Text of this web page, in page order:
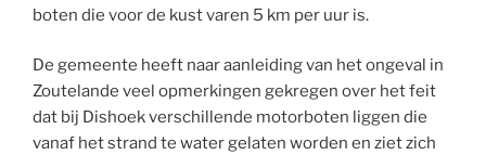
boten die voor de kust varen 5 km per uur is.
De gemeente heeft naar aanleiding van het ongeval in
Zoutelande veel opmerkingen gekregen over het feit
dat bij Dishoek verschillende motorboten liggen die
vanaf het strand te water gelaten worden en ziet zich